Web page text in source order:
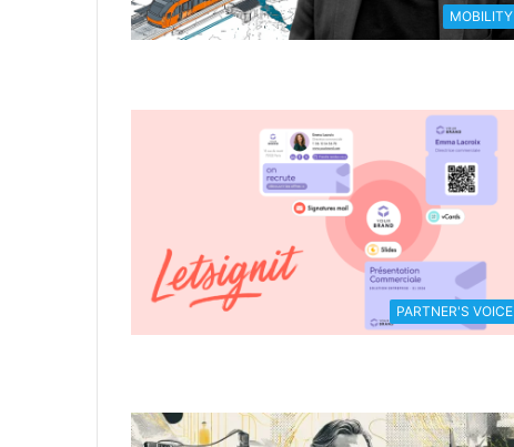
MOBILITY
PARTNER'S VOICE